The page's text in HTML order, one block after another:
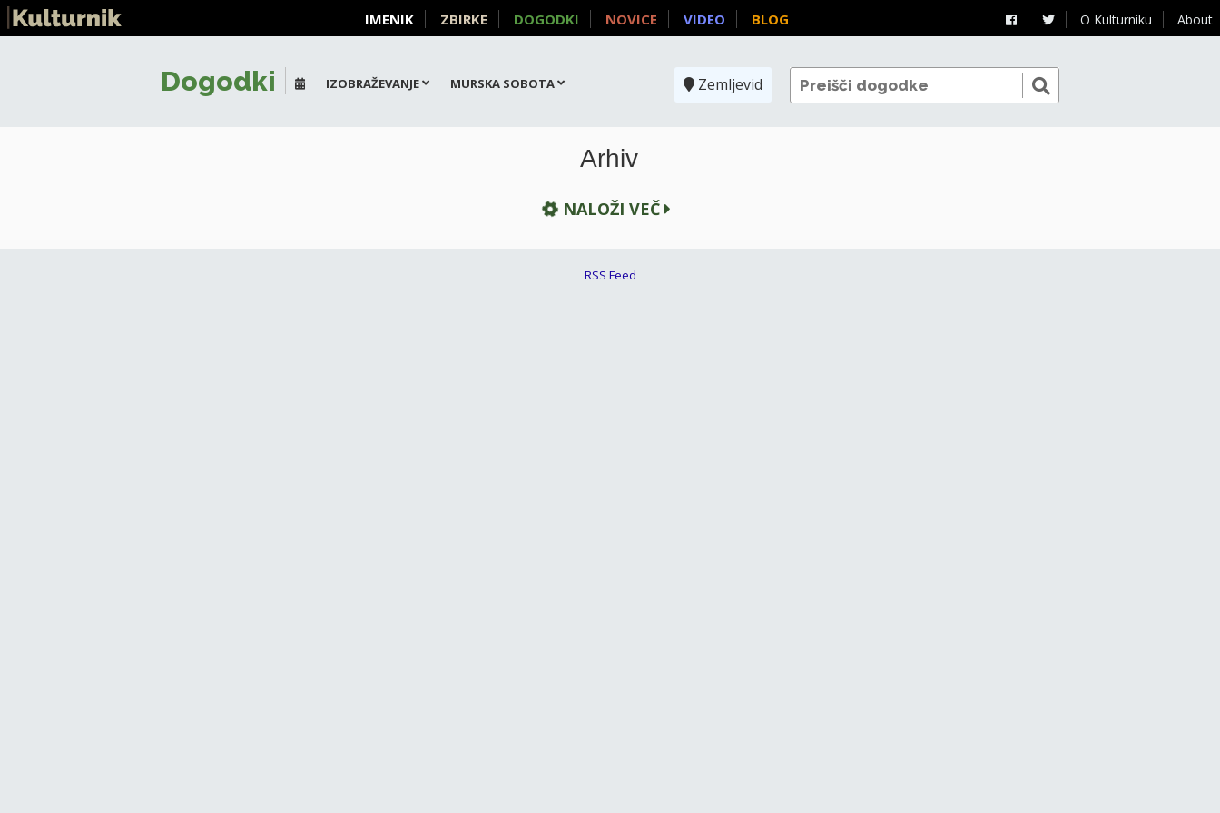
O Kulturniku About
IMENIK ZBIRKE DOGODKI NOVICE VIDEO BLOG
Dogodki Zemljevid
IZOBRAŽEVANJE MURSKA SOBOTA
Arhiv
NALOŽI VEČ
RSS Feed